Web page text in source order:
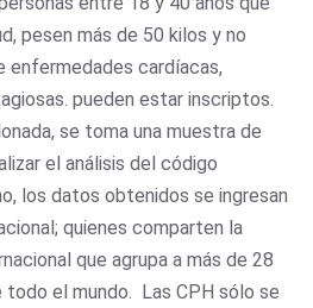
pesen más de 50 kilos y no
cardíacas,
pueden estar inscriptos.
se toma una muestra de
el análisis del código
los datos obtenidos se ingresan
quienes comparten la
que agrupa a más de 28
el mundo. Las CPH sólo se